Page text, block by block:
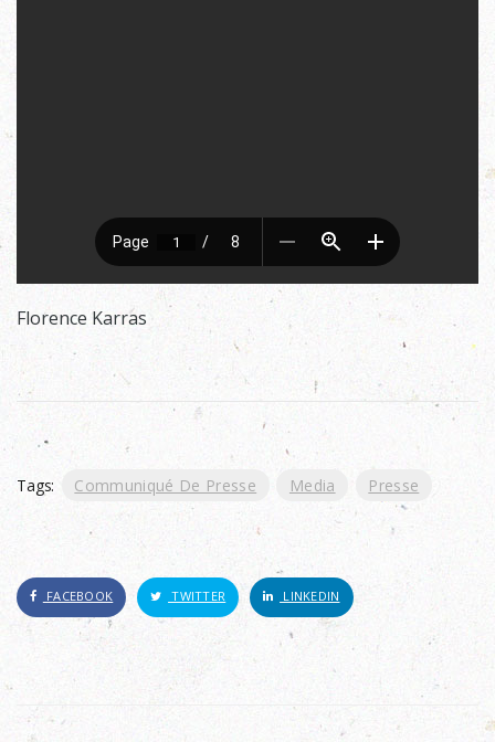
Florence Karras
Tags: Communiqué De Presse Media Presse
FACEBOOK TWITTER LINKEDIN